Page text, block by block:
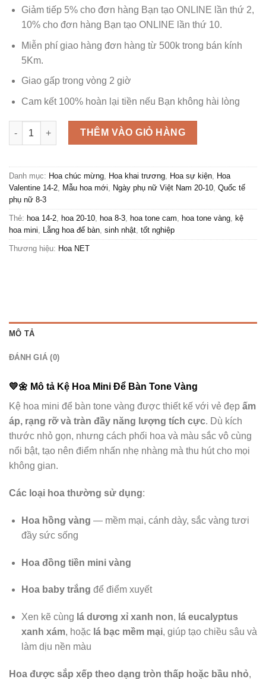
Giảm tiếp 5% cho đơn hàng Bạn tạo ONLINE lần thứ 2,
10% cho đơn hàng Bạn tạo ONLINE lần thứ 10.
Miễn phí giao hàng đơn hàng từ 500k trong bán kính
5Km.
Giao gấp trong vòng 2 giờ
Cam kết 100% hoàn lại tiền nếu Bạn không hài lòng
Tỏa Nắng 3 số lượng
THÊM VÀO GIỎ HÀNG
Danh mục: Hoa chúc mừng, Hoa khai trương, Hoa sự kiện, Hoa
Valentine 14-2, Mẫu hoa mới, Ngày phụ nữ Việt Nam 20-10, Quốc tế
phụ nữ 8-3
Thẻ: hoa 14-2, hoa 20-10, hoa 8-3, hoa tone cam, hoa tone vàng, kệ
hoa mini, Lẵng hoa để bàn, sinh nhật, tốt nghiệp
Thương hiệu: Hoa NET
MÔ TẢ
ĐÁNH GIÁ (0)
💛🌼 Mô tả Kệ Hoa Mini Để Bàn Tone Vàng
Kệ hoa mini để bàn tone vàng được thiết kế với vẻ đẹp ấm
áp, rạng rỡ và tràn đầy năng lượng tích cực. Dù kích
thước nhỏ gọn, nhưng cách phối hoa và màu sắc vô cùng
nổi bật, tạo nên điểm nhấn nhẹ nhàng mà thu hút cho mọi
không gian.
Các loại hoa thường sử dụng:
Hoa hồng vàng — mềm mại, cánh dày, sắc vàng tươi
đầy sức sống
Hoa đồng tiền mini vàng
Hoa baby trắng để điểm xuyết
Xen kẽ cùng lá dương xỉ xanh non, lá eucalyptus
xanh xám, hoặc lá bạc mềm mại, giúp tạo chiều sâu và
làm dịu nền màu
Hoa được sắp xếp theo dạng tròn thấp hoặc bầu nhỏ,